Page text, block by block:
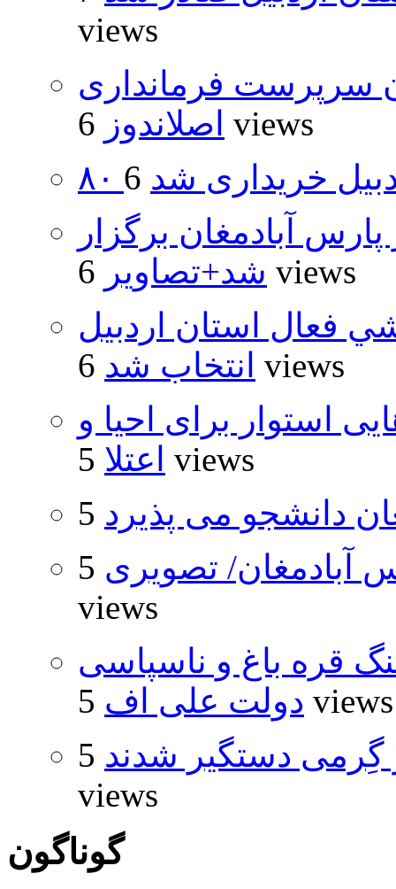
views
سرپرست فرمانداری
اصلاندوز 6 views
خریداری شد
آبادمغان برگزار
شد+تصاویر 6 views
فعال استان اردبيل
انتخاب شد 6 views
استوار برای احیا و
اعتلا 5 views
دانشجو می پذیرد
تصویری 5
views
قره باغ و ناسپاسی
دولت علی اف 5 views
دستگیر شدند 5
views
گوناگون